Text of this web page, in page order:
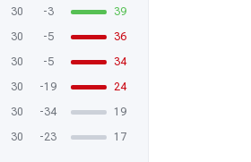
30 -3
39
30 -5
36
30 -5
34
30 -19
24
30 -34
19
30 -23 17